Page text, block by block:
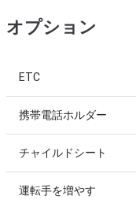
オプション
ETC
携帯電話ホルダー
チャイルドシート
運転手を増やす